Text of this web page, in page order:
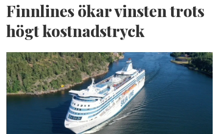
Finnlines ökar vinsten trots
högt kostnadstryck